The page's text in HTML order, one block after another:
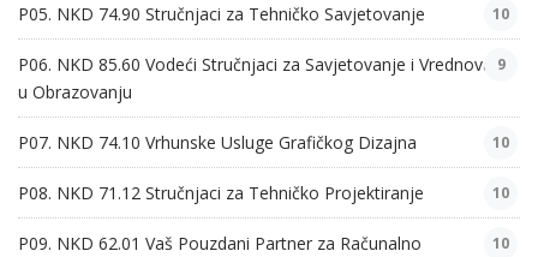
P05. NKD 74.90 Stručnjaci za Tehničko Savjetovanje 10
P06. NKD 85.60 Vodeći Stručnjaci za Savjetovanje i Vrednovanje
u Obrazovanju
9
P07. NKD 74.10 Vrhunske Usluge Grafičkog Dizajna 10
P08. NKD 71.12 Stručnjaci za Tehničko Projektiranje 10
P09. NKD 62.01 Vaš Pouzdani Partner za Računalno
10